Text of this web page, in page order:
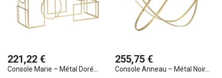
221,22 €
Console Marie – Métal Doré...
255,75 €
Console Anneau – Métal Noir...